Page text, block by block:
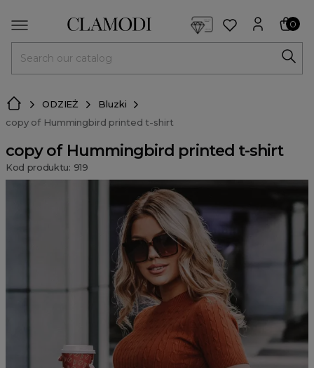
0
ODZIEŻ
Bluzki
copy of Hummingbird printed t-shirt
copy of Hummingbird printed t-shirt
Kod produktu: 919